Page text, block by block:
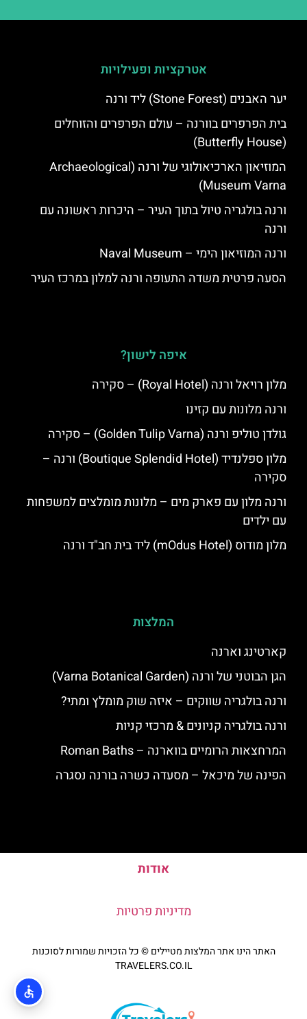
אטרקציות ופעילויות
יער האבנים (Stone Forest) ליד ורנה
בית הפרפרים בוורנה – עולם הפרפרים והזוחלים
(Butterfly House)
המוזיאון הארכיאולוגי של ורנה (Archaeological
Museum Varna)
ורנה בולגריה טיול בתוך העיר – היכרות ראשונה עם
ורנה
ורנה המוזיאון הימי – Naval Museum
הסעה פרטית משדה התעופה ורנה למלון במרכז העיר
איפה לישון?
מלון רויאל ורנה (Royal Hotel) – סקירה
ורנה מלונות עם קזינו
גולדן טוליפ ורנה (Golden Tulip Varna) – סקירה
מלון ספלנדיד (Boutique Splendid Hotel) ורנה –
סקירה
ורנה מלון עם פארק מים – מלונות מומלצים למשפחות
עם ילדים
מלון מודוס (mOdus Hotel) ליד בית חב"ד ורנה
המלצות
קארטינג וארנה
הגן הבוטני של ורנה (Varna Botanical Garden)
ורנה בולגריה שווקים – איזה שוק מומלץ ומתי?
ורנה בולגריה קניונים & מרכזי קניות
המרחצאות הרומיים בווארנה – Roman Baths
הפינה של מיכאל – מסעדה כשרה בורנה נסגרה
אודות
מדיניות פרטיות
האתר הינו אתר המלצות מטיילים © כל הזכויות שמורות לסוכנות
TRAVELERS.CO.IL